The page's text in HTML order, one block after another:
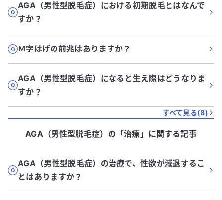
AGA（男性型脱毛症）における初期脱毛とはなんで
すか？
Ｍ字はげの前兆はありますか？
AGA（男性型脱毛症）になると生え際はどうなりま
すか？
すべて見る(8)
AGA（男性型脱毛症） の「治療 」に関する記事
AGA（男性型脱毛症）の治療で、性欲が減退するこ
とはありますか？